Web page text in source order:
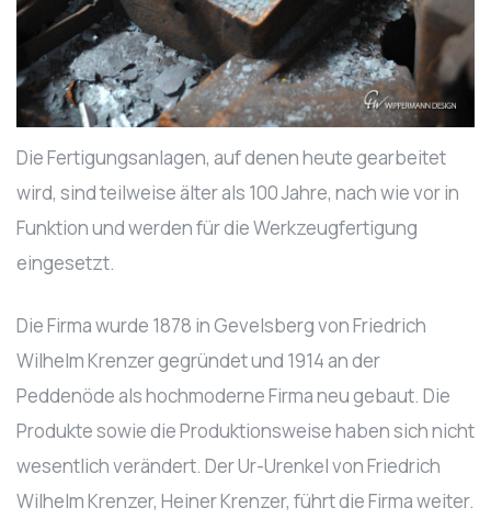
Die Fertigungsanlagen, auf denen heute gearbeitet
wird, sind teilweise älter als 100 Jahre, nach wie vor in
Funktion und werden für die Werkzeugfertigung
eingesetzt.
Die Firma wurde 1878 in Gevelsberg von Friedrich
Wilhelm Krenzer gegründet und 1914 an der
Peddenöde als hochmoderne Firma neu gebaut. Die
Produkte sowie die Produktionsweise haben sich nicht
wesentlich verändert. Der Ur-Urenkel von Friedrich
Wilhelm Krenzer, Heiner Krenzer, führt die Firma weiter.